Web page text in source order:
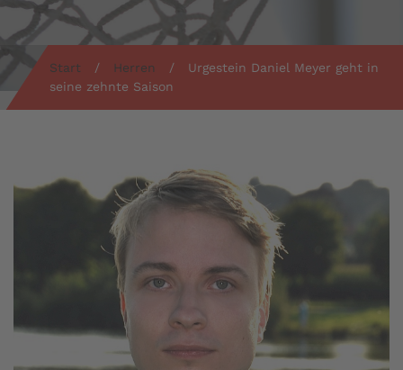
Start / Herren /
Urgestein Daniel Meyer geht in
seine zehnte Saison